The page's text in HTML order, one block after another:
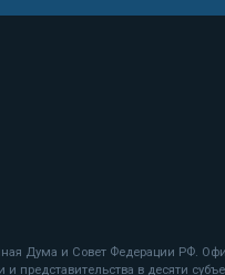
Дума и Совет Федерации РФ.
представительства в десяти